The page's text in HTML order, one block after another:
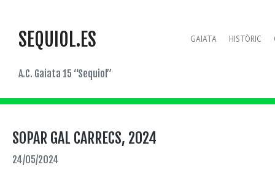
SEQUIOL.ES
A.C. Gaiata 15 “Sequiol”
GAIATA HISTÒRIC
SOPAR GAL CARRECS, 2024
24/05/2024